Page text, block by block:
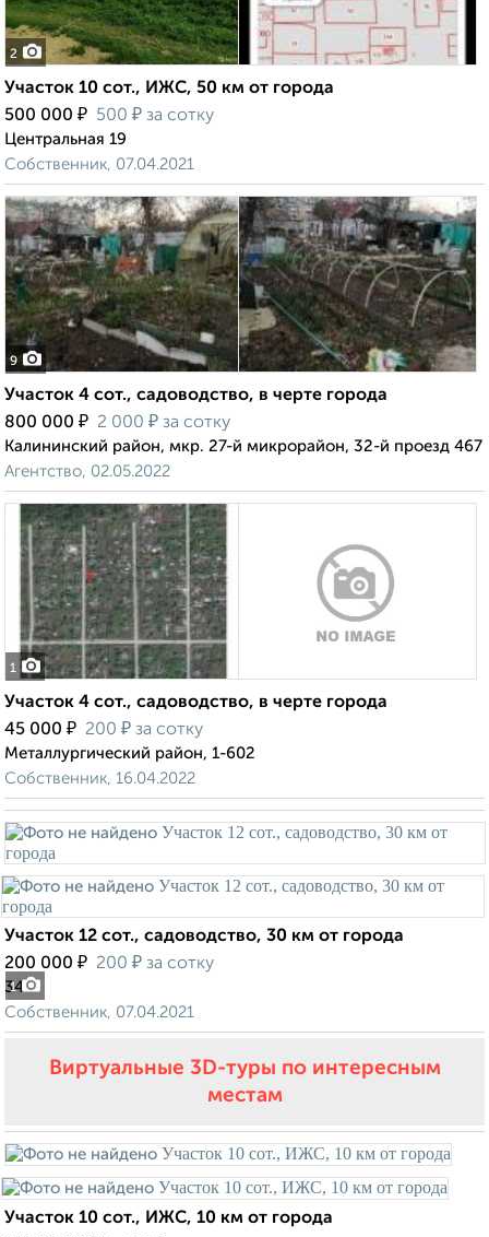
2
Участок 10 сот., ИЖС, 50 км от города
500 000 ₽ 500 ₽ за сотку
Центральная 19
Собственник, 07.04.2021
9
Участок 4 сот., садоводство, в черте города
800 000 ₽ 2 000 ₽ за сотку
Калининский район, мкр. 27-й микрорайон, 32-й проезд 467
Агентство, 02.05.2022
1
Участок 4 сот., садоводство, в черте города
45 000 ₽ 200 ₽ за сотку
Металлургический район, 1-602
Собственник, 16.04.2022
1
Участок 12 сот., садоводство, 30 км от города
200 000 ₽ 200 ₽ за сотку
34
Собственник, 07.04.2021
Виртуальные 3D-туры по интересным
местам
Участок 10 сот., ИЖС, 10 км от города